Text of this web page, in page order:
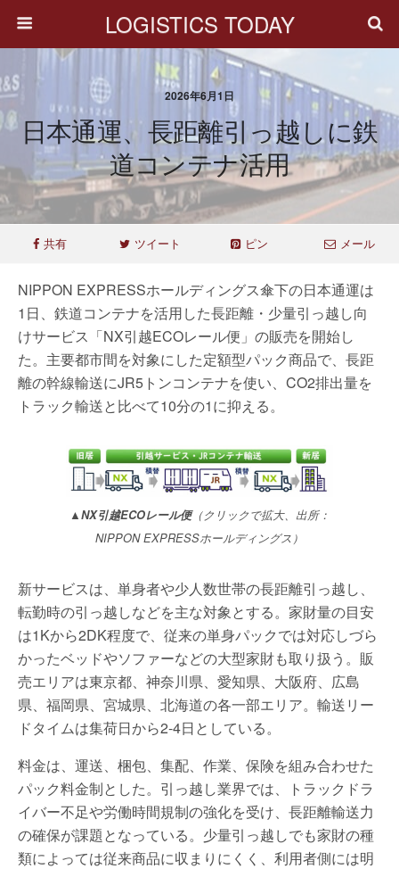
LOGISTICS TODAY
2026年6月1日
日本通運、長距離引っ越しに鉄
道コンテナ活用
共有 ツイート ピン メール
NIPPON EXPRESSホールディングス傘下の日本通運は
1日、鉄道コンテナを活用した長距離・少量引っ越し向
けサービス「NX引越ECOレール便」の販売を開始し
た。主要都市間を対象にした定額型パック商品で、長距
離の幹線輸送にJR5トンコンテナを使い、CO2排出量を
トラック輸送と比べて10分の1に抑える。
▲NX引越ECOレール便（クリックで拡大、出所：
NIPPON EXPRESSホールディングス）
新サービスは、単身者や少人数世帯の長距離引っ越し、
転勤時の引っ越しなどを主な対象とする。家財量の目安
は1Kから2DK程度で、従来の単身パックでは対応しづら
かったベッドやソファーなどの大型家財も取り扱う。販
売エリアは東京都、神奈川県、愛知県、大阪府、広島
県、福岡県、宮城県、北海道の各一部エリア。輸送リー
ドタイムは集荷日から2-4日としている。
料金は、運送、梱包、集配、作業、保険を組み合わせた
パック料金制とした。引っ越し業界では、トラックドラ
イバー不足や労働時間規制の強化を受け、長距離輸送力
の確保が課題となっている。少量引っ越しでも家財の種
類によっては従来商品に収まりにくく、利用者側には明